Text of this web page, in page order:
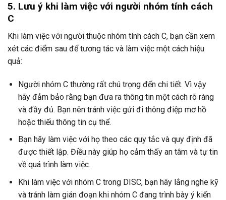
5. Lưu ý khi làm việc với người nhóm tính cách
C
Khi làm việc với người thuộc nhóm tính cách C, bạn cần xem
xét các điểm sau để tương tác và làm việc một cách hiệu
quả:
Người nhóm C thường rất chú trọng đến chi tiết. Vì vậy
hãy đảm bảo rằng bạn đưa ra thông tin một cách rõ ràng
và đầy đủ. Bạn nên tránh việc gửi đi thông điệp mơ hồ
hoặc thiếu thông tin cụ thể.
Bạn hãy làm việc với họ theo các quy tắc và quy định đã
được thiết lập. Điều này giúp họ cảm thấy an tâm và tự tin
về quá trình làm việc.
Khi làm việc với nhóm C trong DISC, bạn hãy lắng nghe kỹ
và tránh làm gián đoạn khi nhóm C đang trình bày ý kiến